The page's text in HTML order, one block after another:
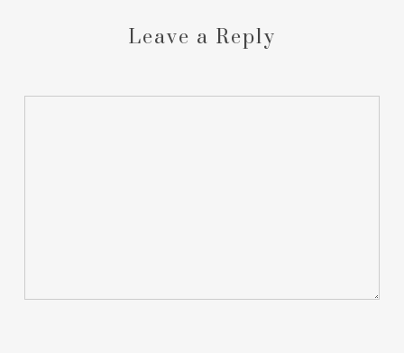
Leave a Reply